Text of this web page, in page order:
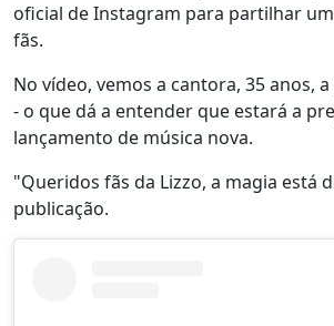
oficial de Instagram para partilhar
fãs.
No vídeo, vemos a cantora, 35 anos,
- o que dá a entender que estará a
lançamento de música nova.
"Queridos fãs da Lizzo, a magia está
publicação.